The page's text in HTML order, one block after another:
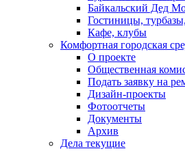
Байкальский Дед
Гостиницы,
Кафе, клубы
Комфортная городская
О проекте
Общественная
Подать заявку на
Дизайн-проекты
Фотоотчеты
Документы
Архив
Дела текущие